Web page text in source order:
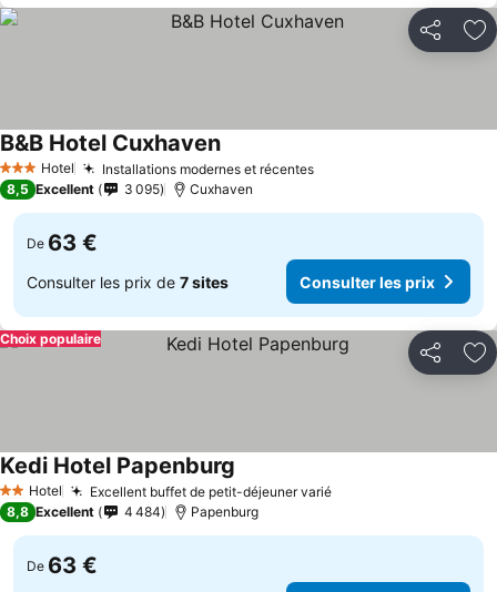
Partager
3 ÉtoilesHotel Installations modernes et récentes
B&B Hotel Cuxhaven
8,5 Excellent 3 095 Cuxhaven
De 63 €
Consulter les prix de 7 sites Consulter les prix
Partager
Choix populaire
2 Étoiles
Hotel Excellent buffet de petit-déjeuner varié
Kedi Hotel Papenburg
8,8 Excellent 4 484 Papenburg
De 63 €